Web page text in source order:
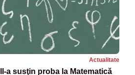
Actualitate
a susţin proba la Matematică